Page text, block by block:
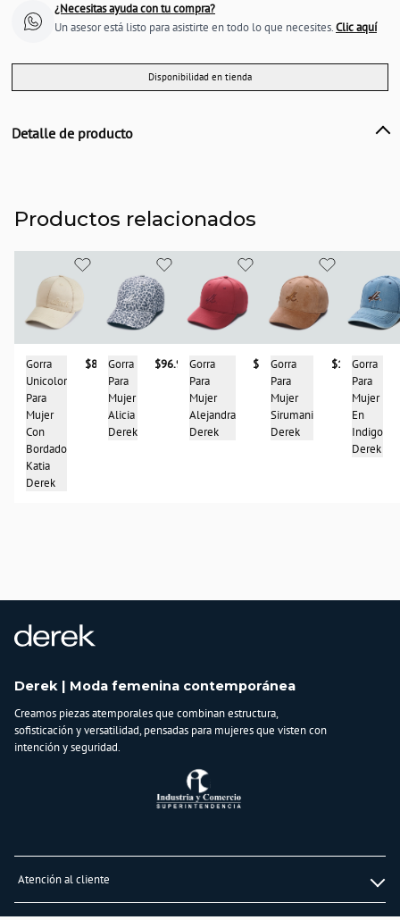
¿Necesitas ayuda con tu compra?
Un asesor está listo para asistirte en todo lo que necesites.Clic aquí
Disponibilidad en tienda
Detalle de producto
Hemos reinventado el estampado más salvaje para que conquistes la ciudad.
Suicónico print de leopardoen tonos café te da ese toque rebelde y
sofisticado a la vez, fácil de combinar pero imposible de ignorar. Es la pieza
perfecta para elevar desde un outfit minimalista hasta tu look más atrevido.
Diseñada para acompañarte en tu día a día, está confeccionada en
100%
Poliéster, un tejido ligero que resiste todo y se mantiene impecable. El sutil
diferencia, un detalle que habla de calidad y diseño.
Sabemos que el fit perfecto lo es todo. Por eso, su
cierre ajustable con hebilla
se adapta a ti, garantizando una comodidad máxima durante todo el día.
Llévala para darle un giro a tus jeans y camiseta blanca, para protegerte del
sol con una dosis extra de estilo o para coronar tu conjunto de festival. La
gorra Stella Derek es más que una tendencia; es la actitud que te pones en la
Lavar a mano cuidadosamente con agua fría, no secar en máquina, no dejar en
Composición:
Productos relacionados
Gorra
Unicolor
Para
Mujer
Con
Bordado
Katia
Derek
$87.900
Gorra
Para
Mujer
Alicia
Derek
$96.900Gorra
Para
Mujer
Alejandra
Derek
$98.900
Gorra
Para
Mujer
Sirumani
Derek
$107.900
Gorra
Para
Mujer
En
Indigo
Derek
Derek | Moda femenina contemporánea
Creamos piezas atemporales que combinan estructura,
sofisticación y versatilidad, pensadas para mujeres que visten con
intención y seguridad.
Atención al cliente